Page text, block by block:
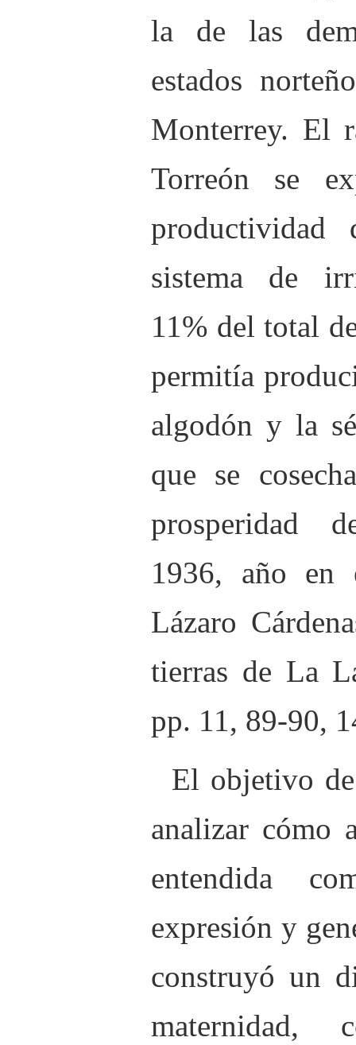
la de las
estados
Monterrey. El
Torreón se
productividad
sistema de
11% del total
permitía
algodón y la
que se
prosperidad
1936, año en
Lázaro
tierras de La
pp. 11, 89-90,
El objetivo
analizar cómo
entendida
expresión y
construyó un
maternidad,